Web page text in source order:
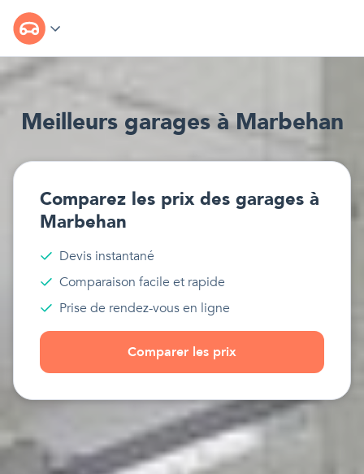
Meilleurs garagesàMarbehan
Comparez les prix des garages à
Marbehan
Devis instantané
Comparaison facile et rapide
Prise de rendez-vous en ligne
Comparer les prix